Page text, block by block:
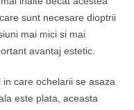
sunt necesare dioptrii
mai mici si mai
avantaj estetic.
care ochelarii se asaza
este plata, aceasta